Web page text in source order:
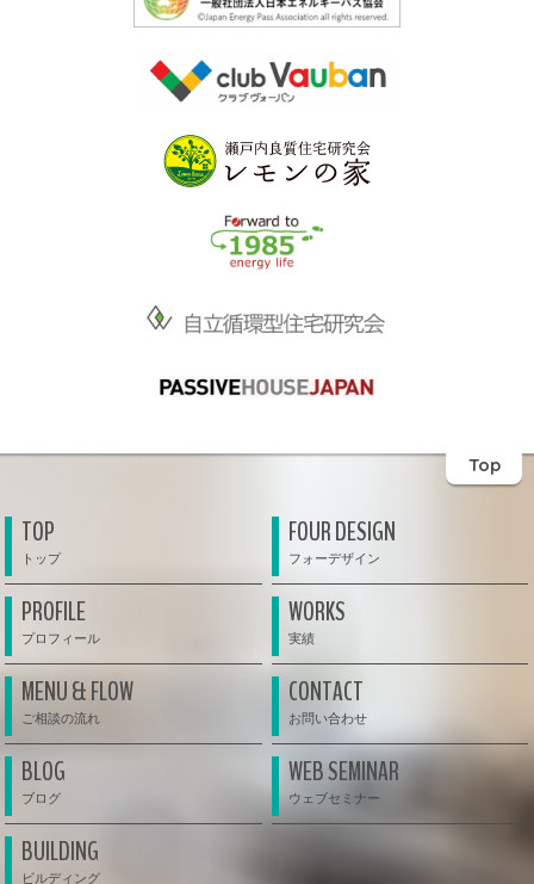
Top
TOP FOUR DESIGN
PROFILE WORKS
MENU & FLOW CONTACT
BLOG WEB SEMINAR
BUILDING